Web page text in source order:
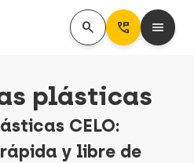
search Perm_Phone_Msg menu
plásticas
CELO:
y libre de